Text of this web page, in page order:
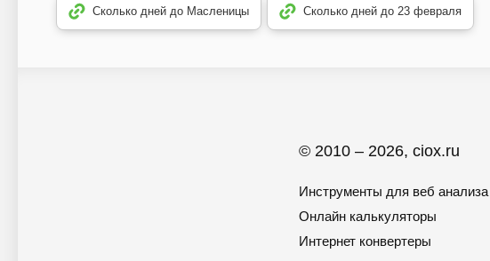
Сколько дней до Масленицы Сколько дней до 23 февраля
© 2010 – 2026, ciox.ru
Инструменты для веб анализа
Онлайн калькуляторы
Интернет конвертеры